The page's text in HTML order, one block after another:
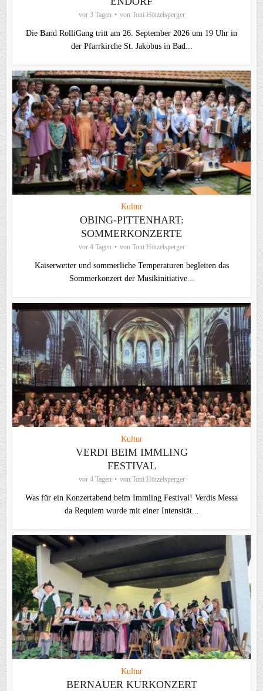
vor 3 Tagen von Toni Hötzelsperger
Die Band RolliGang tritt am 26. September 2026 um 19 Uhr in
der Pfarrkirche St. Jakobus in Bad...
Kultur
OBING-PITTENHART:
SOMMERKONZERTE
vor 4 Tagen von Toni Hötzelsperger
Kaiserwetter und sommerliche Temperaturen begleiten das
Sommerkonzert der Musikinitiative...
Kultur
VERDI BEIM IMMLING
FESTIVAL
vor 4 Tagen von Toni Hötzelsperger
Was für ein Konzertabend beim Immling Festival! Verdis Messa
da Requiem wurde mit einer Intensität...
Kultur
BERNAUER KURKONZERT